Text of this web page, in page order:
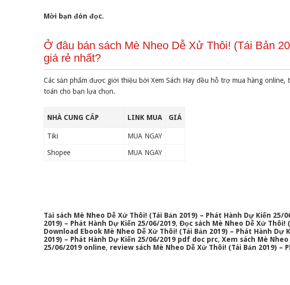
Mời bạn đón đọc.
Ở đâu bán sách Mè Nheo Dễ Xử Thôi! (Tái Bản
giá rẻ nhất?
Các sản phẩm được giới thiệu bởi Xem Sách Hay đều hỗ trợ mua hàng
toán cho bạn lựa chọn.
NHÀ CUNG CẤP LINK MUA GIÁ
Tiki MUA NGAY
Shopee MUA NGAY
Tải sách Mè Nheo Dễ Xử Thôi! (Tái Bản 2019) – Phát Hành Dự Kiến 25/
2019) – Phát Hành Dự Kiến 25/06/2019, Đọc sách Mè Nheo Dễ Xử Thôi!
Download Ebook Mè Nheo Dễ Xử Thôi! (Tái Bản 2019) – Phát Hành Dự
2019) – Phát Hành Dự Kiến 25/06/2019 pdf doc prc, Xem sách Mè
25/06/2019 online, review sách Mè Nheo Dễ Xử Thôi! (Tái Bản 2019) –